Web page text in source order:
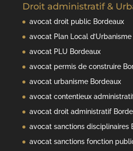
Droit administratif &
avocat droit public Bordeaux
avocat Plan Local
avocat PLU Bordeaux
avocat permis de construire
avocat urbanisme Bordeaux
avocat contentieux
avocat droit administratif
avocat sanctions disciplinaires
avocat sanctions fonction